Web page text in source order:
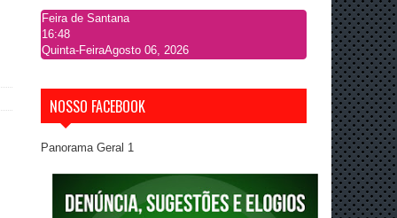
Feira de Santana
16:48
Quinta-FeiraAgosto 06, 2026
NOSSO FACEBOOK
Panorama Geral 1